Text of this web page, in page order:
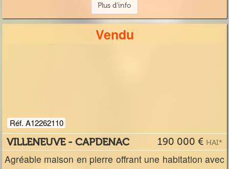
Plus d'info
Vendu
Réf. A12262110
VILLENEUVE - CAPDENAC 190 000 € HAI*
Agréable maison en pierre offrant une habitation avec